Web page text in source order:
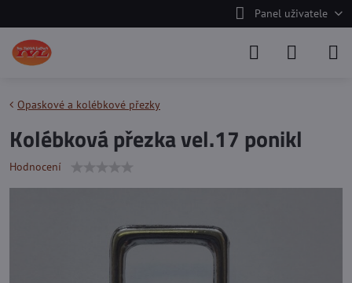
Panel uživatele
Opaskové a kolébkové přezky
Kolébková přezka vel.17 ponikl
Hodnocení